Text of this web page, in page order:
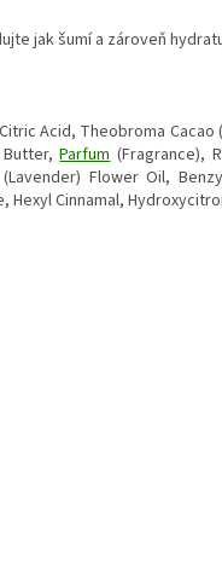
jak šumí a zároveň
Acid, Theobroma
Butter,Parfum (Fragrance),
Flower Oil,
Cinnamal,